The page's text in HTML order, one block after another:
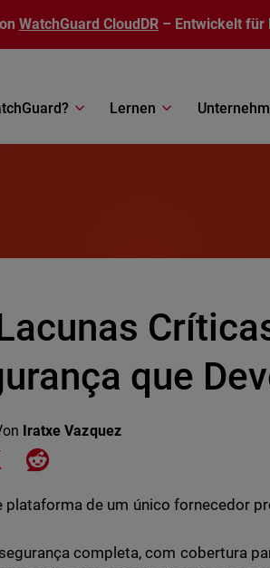
WatchGuard CloudDR – Entwickelt für
Lernen
que
Iratxe Vazquez
on Facebook
Share on XShare on Reddit
plataforma de um único fornecedor
completa, com cobertura